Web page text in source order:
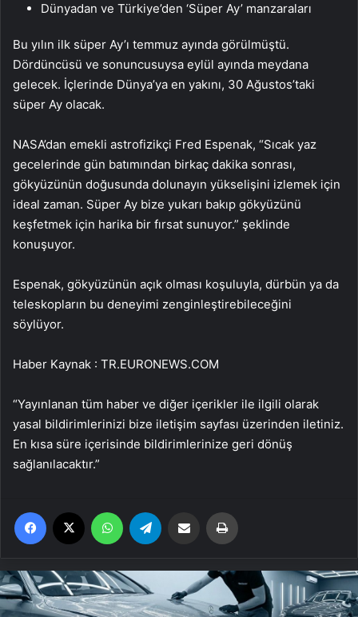
Dünyadan ve Türkiye’den ‘Süper Ay’ manzaraları
Bu yılın ilk süper Ay’ı temmuz ayında görülmüştü.
Dördüncüsü ve sonuncusuysa eylül ayında meydana
gelecek. İçlerinde Dünya’ya en yakını, 30 Ağustos’taki
süper Ay olacak.
NASA’dan emekli astrofizikçi Fred Espenak, “Sıcak yaz
gecelerinde gün batımından birkaç dakika sonrası,
gökyüzünün doğusunda dolunayın yükselişini izlemek için
ideal zaman. Süper Ay bize yukarı bakıp gökyüzünü
keşfetmek için harika bir fırsat sunuyor.” şeklinde
konuşuyor.
Espenak, gökyüzünün açık olması koşuluyla, dürbün ya da
teleskopların bu deneyimi zenginleştirebileceğini
söylüyor.
Haber Kaynak : TR.EURONEWS.COM
“Yayınlanan tüm haber ve diğer içerikler ile ilgili olarak
yasal bildirimlerinizi bize iletişim sayfası üzerinden iletiniz.
En kısa süre içerisinde bildirimlerinize geri dönüş
sağlanılacaktır.”
Facebook WhatsApp Email'den paylaş